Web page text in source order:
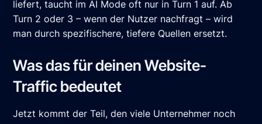
liefert, taucht im AI Mode oft nur in Turn 1 auf. Ab
Turn 2 oder 3 – wenn der Nutzer nachfragt – wird
man durch spezifischere, tiefere Quellen ersetzt.
Was das für deinen Website-
Traffic bedeutet
Jetzt kommt der Teil, den viele Unternehmer noch